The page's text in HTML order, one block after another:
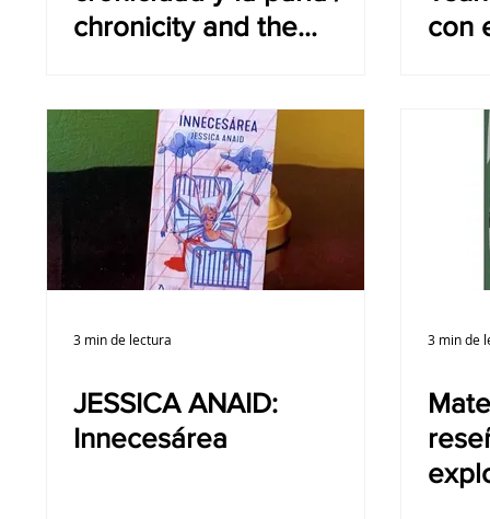
chronicity and the
con
3 min de lectura
JESSICA ANAID:
Innecesárea
3 min de